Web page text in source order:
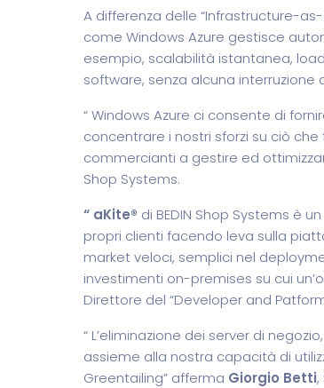
A differenza delle “Infrastructure-
come Windows Azure gestisce
esempio, scalabilità istantanea,
software, senza alcuna interruzione
“ Windows Azure ci consente di
concentrare i nostri sforzi su ciò
commercianti a gestire ed
Shop Systems.
“ aKite® di BEDIN Shop Systems è
propri clienti facendo leva sulla
market veloci, semplici nel
investimenti on-premises su cui
Direttore del “Developer and
“ L’eliminazione dei server di
assieme alla nostra capacità di
Greentailing” afferma Giorgio Betti,